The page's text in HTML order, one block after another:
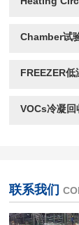
Chamber试
FREEZER低
VOCs冷凝回
联系我们